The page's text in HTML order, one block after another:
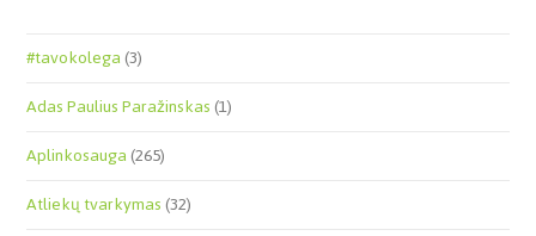
#tavokolega(3)
Adas Paulius Paražinskas(1)
Aplinkosauga(265)
Atliekų tvarkymas(32)